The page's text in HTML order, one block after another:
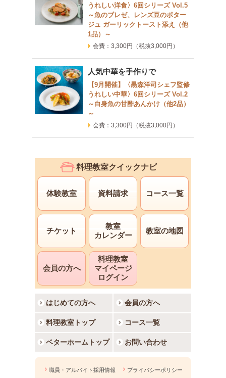
うれしい洋食〉6回シリーズ Vol.5
～魚のブレゼ、レンズ豆のポター
ジュ ガーリックトースト添え（他
1品）～
会費：3,300円 （税抜3,000円）
人気中華を手作りで
【9月開催】〈黒森洋司シェフ監修
うれしい中華〉6回シリーズ Vol.2
～白身魚の甘酢あんかけ（他2品）
～
会費：3,300円 （税抜3,000円）
料理教室クイックナビ
体験教室 資料請求 コース一覧
チケット
教室
カレンダー
教室の地図
会員の方へ
料理教室
マイページ
ログイン
はじめての方へ 会員の方へ
料理教室トップ コース一覧
お問い合わせ
ベターホームトップ
職員・アルバイト採用情報 プライバシーポリシー